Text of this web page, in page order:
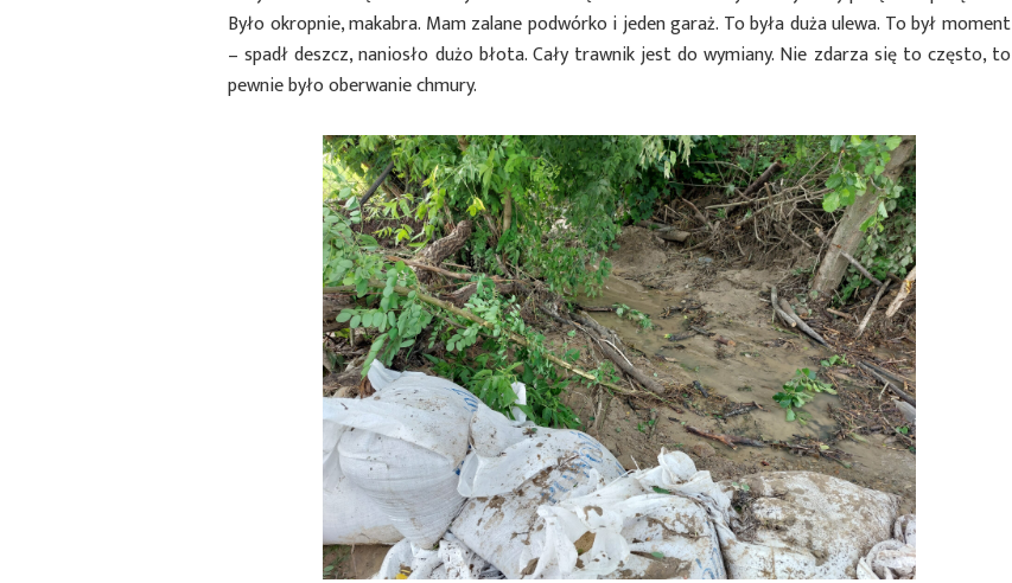
Było okropnie, makabra. Mam zalane podwórko i jeden garaż. To była duża ulewa. To był moment
– spadł deszcz, naniosło dużo błota. Cały trawnik jest do wymiany. Nie zdarza się to często, to
pewnie było oberwanie chmury.